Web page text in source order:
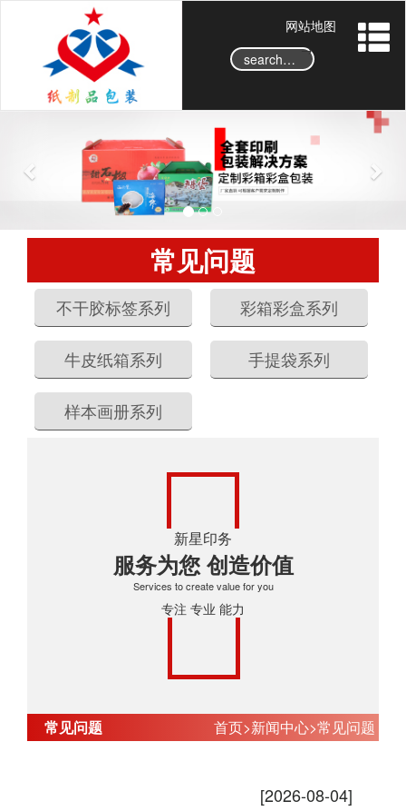
网站地图
→
e
N
x
常见问题
不干胶标签系列 彩箱彩盒系列
牛皮纸箱系列 手提袋系列
样本画册系列
新星印务
服务为您 创造价值
Services to create value for you
专注 专业 能力
常见问题 首页>新闻中心>常见问题
[2026-08-04]